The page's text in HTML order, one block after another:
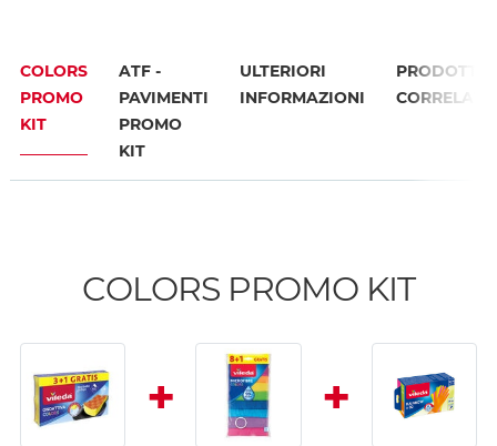
COLORS
PROMO
KIT
ATF -
PAVIMENTI
PROMO
KIT
ULTERIORI
INFORMAZIONI
PRODOTTI
CORRELATI
COLORS PROMO KIT
+ +